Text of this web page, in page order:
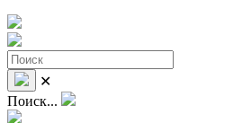
✕
Поиск...